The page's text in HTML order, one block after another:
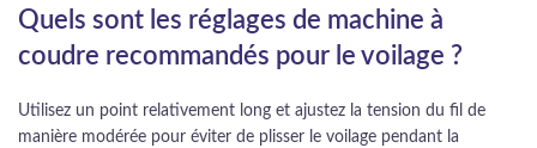
Quels sont les réglages de machine à
coudre recommandés pour le voilage ?
Utilisez un point relativement long et ajustez la tension du fil de
manière modérée pour éviter de plisser le voilage pendant la